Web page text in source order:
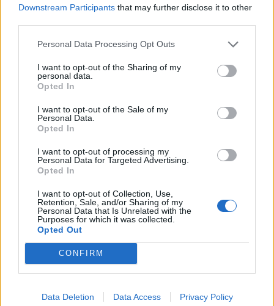
Downstream Participants that may further disclose it to other
Personal Data Processing Opt Outs
I want to opt-out of the Sharing of my
personal data.
Opted In
I want to opt-out of the Sale of my
Personal Data.
Opted In
I want to opt-out of processing my
Personal Data for Targeted Advertising.
Opted In
I want to opt-out of Collection, Use,
Retention, Sale, and/or Sharing of my
Personal Data that Is Unrelated with the
Purposes for which it was collected.
Opted Out
CONFIRM
Data Deletion Data Access Privacy Policy
Via Confalonieri, 5
Castronno
Tutti gli eventi
diagosto
leggiuno
monvalle